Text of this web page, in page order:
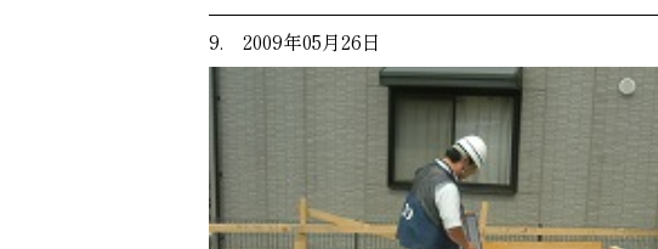
9. 2009年05月26日